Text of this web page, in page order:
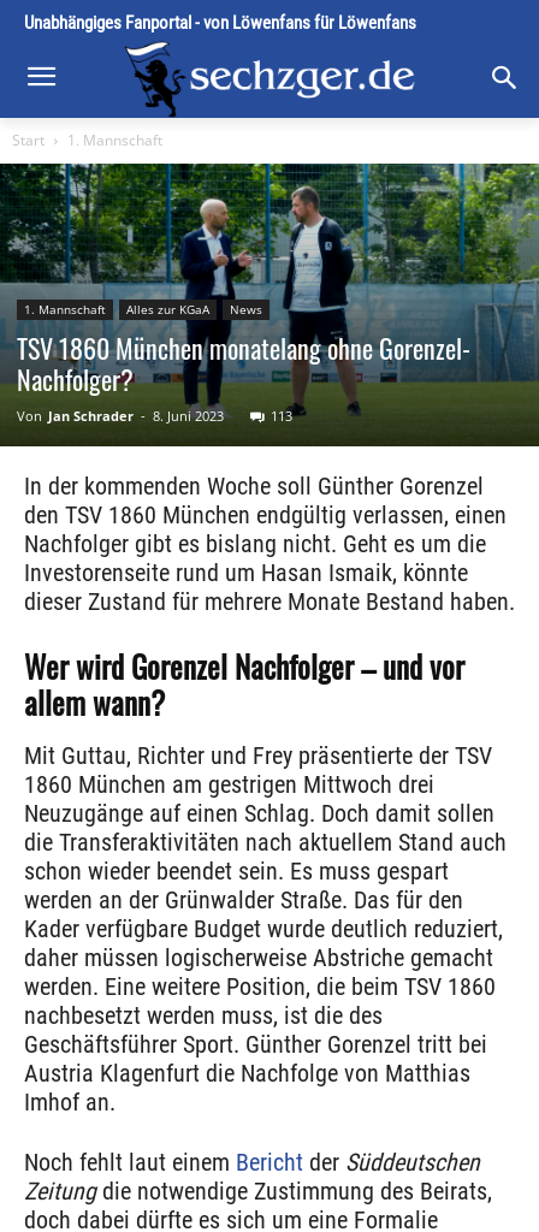
Unabhängiges Fanportal - von Löwenfans für Löwenfans
Start 1. Mannschaft
1. Mannschaft Alles zur KGaA News
TSV 1860 München monatelang ohne Gorenzel-
Nachfolger?
Von Jan Schrader - 8. Juni 2023 113
In der kommenden Woche soll Günther Gorenzel
den TSV 1860 München endgültig verlassen, einen
Nachfolger gibt es bislang nicht. Geht es um die
Investorenseite rund um Hasan Ismaik, könnte
dieser Zustand für mehrere Monate Bestand haben.
Wer wird Gorenzel Nachfolger – und vor
allem wann?
Mit Guttau, Richter und Frey präsentierte der TSV
1860 München am gestrigen Mittwoch drei
Neuzugänge auf einen Schlag. Doch damit sollen
die Transferaktivitäten nach aktuellem Stand auch
schon wieder beendet sein. Es muss gespart
werden an der Grünwalder Straße. Das für den
Kader verfügbare Budget wurde deutlich reduziert,
daher müssen logischerweise Abstriche gemacht
werden. Eine weitere Position, die beim TSV 1860
nachbesetzt werden muss, ist die des
Geschäftsführer Sport. Günther Gorenzel tritt bei
Austria Klagenfurt die Nachfolge von Matthias
Imhof an.
Noch fehlt laut einem Bericht der Süddeutschen
Zeitungdie notwendige Zustimmung des Beirats,
doch dabei dürfte es sich um eine Formalie